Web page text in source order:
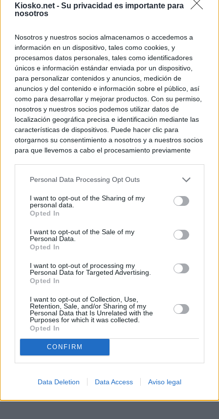
Kiosko.net - Su privacidad es importante para
nosotros
Nosotros y nuestros socios almacenamos o accedemos a
información en un dispositivo, tales como cookies, y
procesamos datos personales, tales como identificadores
únicos e información estándar enviada por un dispositivo,
para personalizar contenidos y anuncios, medición de
anuncios y del contenido e información sobre el público, así
como para desarrollar y mejorar productos. Con su permiso,
nosotros y nuestros socios podemos utilizar datos de
localización geográfica precisa e identificación mediante las
características de dispositivos. Puede hacer clic para
otorgarnos su consentimiento a nosotros y a nuestros socios
para que llevemos a cabo el procesamiento previamente
negar su consentimiento. Tenga en cuenta que algún
de su consentimiento, pero usted tiene el derecho de
rechazar tal procesamiento. Sus preferencias se aplicarán
cualquier momento entrando de nuevo en este sitio web o
visitando nuestra política de privacidad.
Personal Data Processing Opt Outs
I want to opt-out of the Sharing of my
personal data.
Opted In
I want to opt-out of the Sale of my
Personal Data.
Opted In
I want to opt-out of processing my
Personal Data for Targeted Advertising.
Opted In
I want to opt-out of Collection, Use,
Retention, Sale, and/or Sharing of my
Personal Data that Is Unrelated with the
Purposes for which it was collected.
Opted In
CONFIRM
Data Deletion Data Access Aviso legal